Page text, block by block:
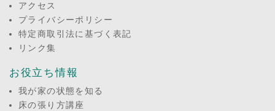
アクセス
プライバシーポリシー
特定商取引法に基づく表記
リンク集
お役立ち情報
我が家の状態を知る
床の張り方講座